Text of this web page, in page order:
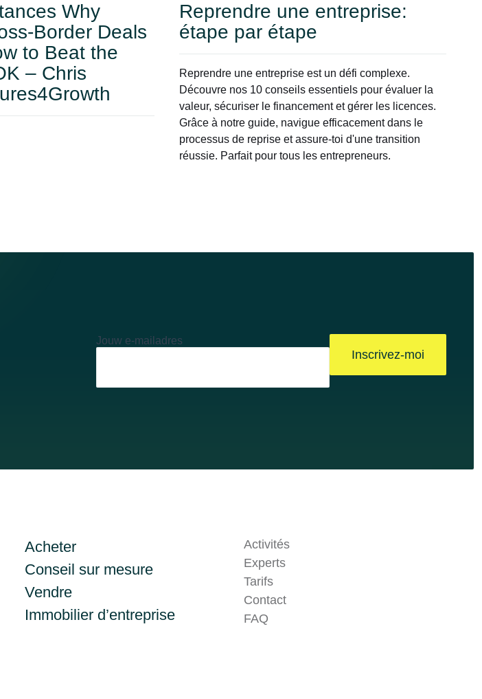
Why
Border Deals
to Beat the
– Chris
Reprendre une entreprise:
étape par étape
Reprendre une entreprise est un défi complexe.
Découvre nos 10 conseils essentiels pour évaluer la
valeur, sécuriser le financement et gérer les licences.
Grâce à notre guide, navigue efficacement dans le
processus de reprise et assure-toi d'une transition
réussie. Parfait pour tous les entrepreneurs.
Jouw e-mailadres
Inscrivez-moi
Acheter
Conseil sur mesure
Vendre
Immobilier d’entreprise
Activités
Experts
Tarifs
Contact
FAQ